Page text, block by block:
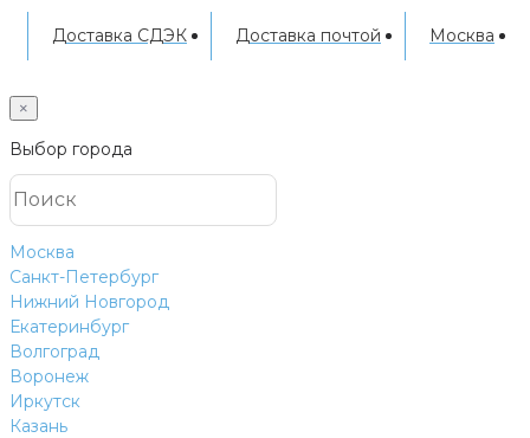
Доставка СДЭК Доставка почтой Москва
×
Выбор города
Москва
Санкт-Петербург
Нижний Новгород
Екатеринбург
Волгоград
Воронеж
Иркутск
Казань